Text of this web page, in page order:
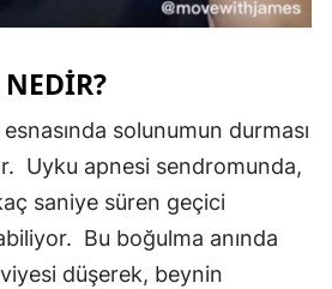
solunumun durması
Uyku apnesi sendromunda,
saniye süren geçici
Bu boğulma anında
düşerek, beynin